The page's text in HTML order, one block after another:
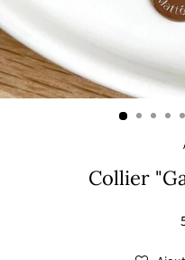
Collier